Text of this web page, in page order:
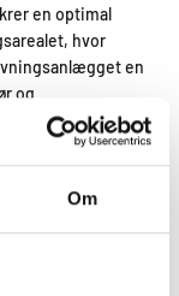
Om
en optimal
hvor
en
og
over hele
op igen.